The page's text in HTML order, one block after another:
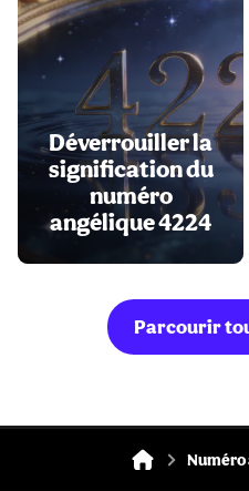
Déverrouiller la
signification du
numéro
angélique 4224
Parcourir
Numéro